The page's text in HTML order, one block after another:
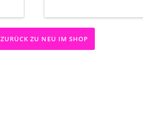
ZURÜCK ZU NEU IM SHOP